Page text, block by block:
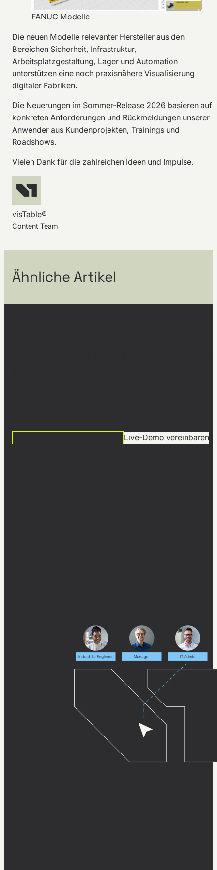
FANUC Modelle
Die neuen Modelle relevanter Hersteller aus den
Bereichen Sicherheit, Infrastruktur,
Arbeitsplatzgestaltung, Lager und Automation
unterstützen eine noch praxisnähere Visualisierung
digitaler Fabriken.
Die Neuerungen im Sommer-Release 2026 basieren auf
konkreten Anforderungen und Rückmeldungen unserer
Anwender aus Kundenprojekten, Trainings und
Roadshows.
Vielen Dank für die zahlreichen Ideen und Impulse.
visTable®
Content Team
Ähnliche Artikel
Live-Demo vereinbaren